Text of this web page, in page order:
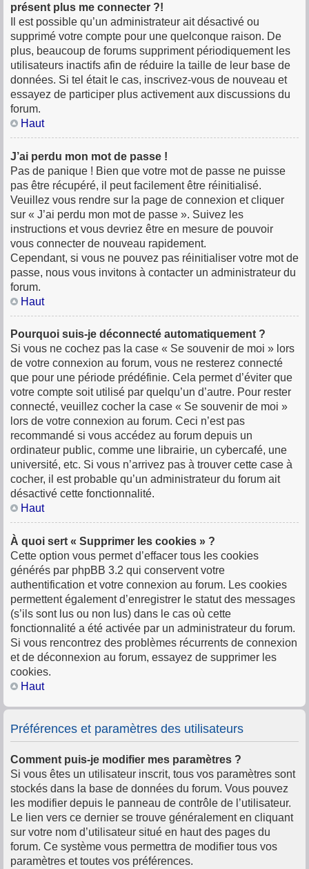
présent plus me connecter ?!
Il est possible qu’un administrateur ait désactivé ou
supprimé votre compte pour une quelconque raison. De
plus, beaucoup de forums suppriment périodiquement les
utilisateurs inactifs afin de réduire la taille de leur base de
données. Si tel était le cas, inscrivez-vous de nouveau et
essayez de participer plus activement aux discussions du
forum.
Haut
J’ai perdu mon mot de passe !
Pas de panique ! Bien que votre mot de passe ne puisse
pas être récupéré, il peut facilement être réinitialisé.
Veuillez vous rendre sur la page de connexion et cliquer
sur « J’ai perdu mon mot de passe ». Suivez les
instructions et vous devriez être en mesure de pouvoir
vous connecter de nouveau rapidement.
Cependant, si vous ne pouvez pas réinitialiser votre mot de
passe, nous vous invitons à contacter un administrateur du
forum.
Haut
Pourquoi suis-je déconnecté automatiquement ?
Si vous ne cochez pas la case « Se souvenir de moi » lors
de votre connexion au forum, vous ne resterez connecté
que pour une période prédéfinie. Cela permet d’éviter que
votre compte soit utilisé par quelqu’un d’autre. Pour rester
connecté, veuillez cocher la case « Se souvenir de moi »
lors de votre connexion au forum. Ceci n’est pas
recommandé si vous accédez au forum depuis un
ordinateur public, comme une librairie, un cybercafé, une
université, etc. Si vous n’arrivez pas à trouver cette case à
cocher, il est probable qu’un administrateur du forum ait
désactivé cette fonctionnalité.
Haut
À quoi sert « Supprimer les cookies » ?
Cette option vous permet d’effacer tous les cookies
générés par phpBB 3.2 qui conservent votre
authentification et votre connexion au forum. Les cookies
permettent également d’enregistrer le statut des messages
(s’ils sont lus ou non lus) dans le cas où cette
fonctionnalité a été activée par un administrateur du forum.
Si vous rencontrez des problèmes récurrents de connexion
et de déconnexion au forum, essayez de supprimer les
cookies.
Haut
Préférences et paramètres des utilisateurs
Comment puis-je modifier mes paramètres ?
Si vous êtes un utilisateur inscrit, tous vos paramètres sont
stockés dans la base de données du forum. Vous pouvez
les modifier depuis le panneau de contrôle de l’utilisateur.
Le lien vers ce dernier se trouve généralement en cliquant
sur votre nom d’utilisateur situé en haut des pages du
forum. Ce système vous permettra de modifier tous vos
paramètres et toutes vos préférences.